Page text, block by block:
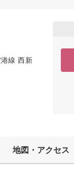
線 西新
地図・アクセス